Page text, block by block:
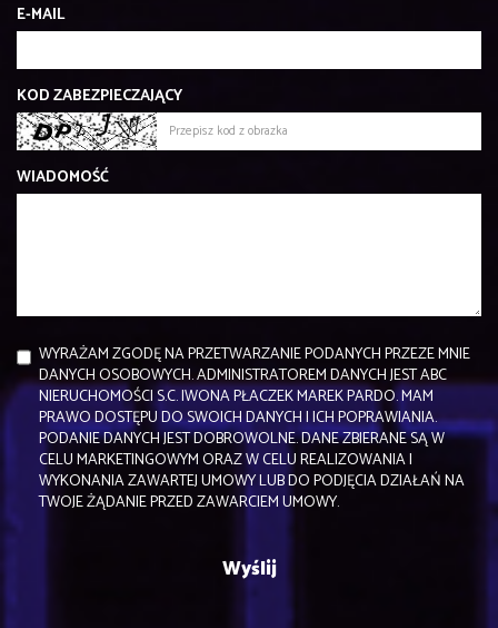
E-MAIL
KOD ZABEZPIECZAJĄCY
WIADOMOŚĆ
WYRAŻAM ZGODĘ NA PRZETWARZANIE PODANYCH PRZEZE MNIE
DANYCH OSOBOWYCH. ADMINISTRATOREM DANYCH JEST ABC
NIERUCHOMOŚCI S.C. IWONA PŁACZEK MAREK PARDO. MAM
PRAWO DOSTĘPU DO SWOICH DANYCH I ICH POPRAWIANIA.
PODANIE DANYCH JEST DOBROWOLNE. DANE ZBIERANE SĄ W
CELU MARKETINGOWYM ORAZ W CELU REALIZOWANIA I
WYKONANIA ZAWARTEJ UMOWY LUB DO PODJĘCIA DZIAŁAŃ NA
TWOJE ŻĄDANIE PRZED ZAWARCIEM UMOWY.